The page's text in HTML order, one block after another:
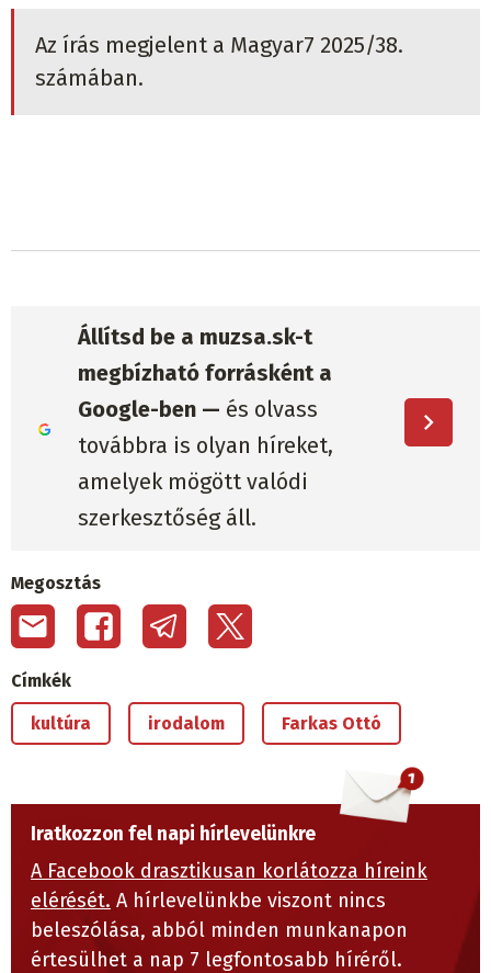
Az írás megjelent a Magyar7 2025/38.
számában.
Állítsd be a muzsa.sk-t
megbízható forrásként a
Google-ben — és olvass
továbbra is olyan híreket,
amelyek mögött valódi
szerkesztőség áll.
Megosztás
Címkék
kultúra irodalom Farkas Ottó
Iratkozzon fel napi hírlevelünkre
A Facebook drasztikusan korlátozza híreink
elérését. A hírlevelünkbe viszont nincs
beleszólása, abból minden munkanapon
értesülhet a nap 7 legfontosabb híréről.